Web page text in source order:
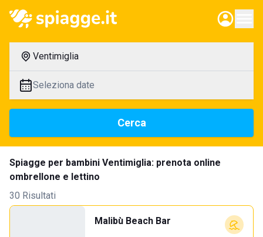
Ventimiglia
Seleziona date
Cerca
Spiagge per bambini Ventimiglia: prenota online
ombrellone e lettino
30 Risultati
Malibù Beach Bar